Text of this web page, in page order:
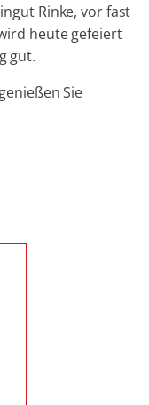
Rinke, vor fast
heute gefeiert
gut.
Sie